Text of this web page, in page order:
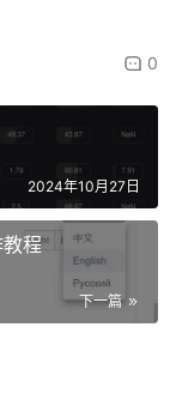
0
2024年10月27日
程
下一篇